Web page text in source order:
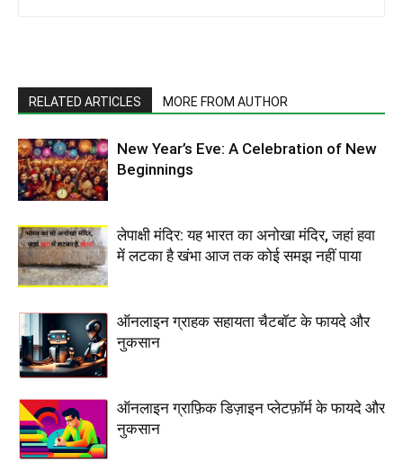
RELATED ARTICLES MORE FROM AUTHOR
New Year’s Eve: A Celebration of New
Beginnings
लेपाक्षी मंदिर: यह भारत का अनोखा मंदिर, जहां हवा
में लटका है खंभा आज तक कोई समझ नहीं पाया
ऑनलाइन ग्राहक सहायता चैटबॉट के फायदे और
नुकसान
ऑनलाइन ग्राफ़िक डिज़ाइन प्लेटफ़ॉर्म के फायदे और
नुकसान